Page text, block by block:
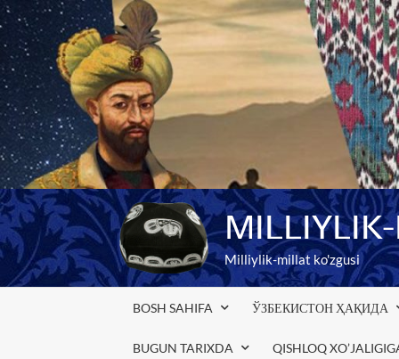
Skip
to
content
Milliylik-millat ko'zgusi
BOSH SAHIFA ЎЗБЕКИСТОН ҲАҚИДА
BUGUN TARIXDA QISHLOQ